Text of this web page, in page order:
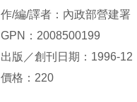
作/編/譯者：內政部營建署
GPN：2008500199
出版／創刊日期：1996-12
價格：220